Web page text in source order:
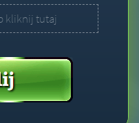
kliknij tutaj